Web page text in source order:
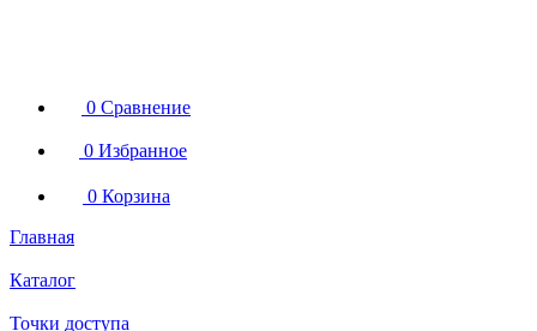
0 Сравнение
0 Избранное
0 Корзина
Главная
Каталог
Точки доступа